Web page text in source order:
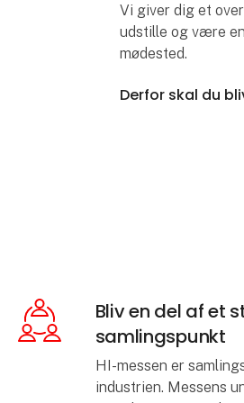
Vi giver dig et
udstille og være
mødested.
Derfor skal du
Bliv en del af et
samlingspunkt
HI-messen er
industrien. Messens